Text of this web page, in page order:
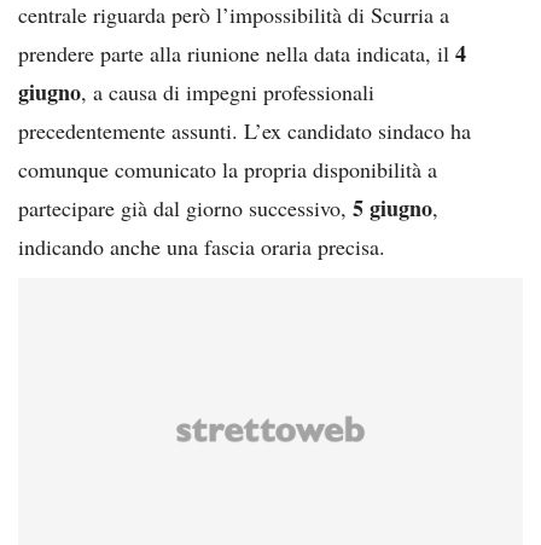
centrale riguarda però l’impossibilità di Scurria a
prendere parte alla riunione nella data indicata, il 4
giugno, a causa di impegni professionali
precedentemente assunti. L’ex candidato sindaco ha
comunque comunicato la propria disponibilità a
partecipare già dal giorno successivo, 5 giugno,
indicando anche una fascia oraria precisa.